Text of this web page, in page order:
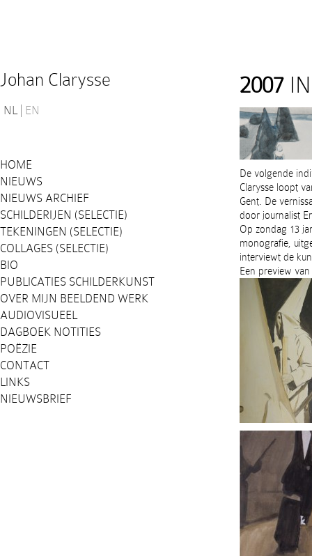
Johan Clarysse
NL EN
HOME
NIEUWS
NIEUWS ARCHIEF
SCHILDERIJEN (SELECTIE)
TEKENINGEN (SELECTIE)
COLLAGES (SELECTIE)
BIO
PUBLICATIES SCHILDERKUNST
OVER MIJN BEELDEND WERK
AUDIOVISUEEL
DAGBOEK NOTITIES
POËZIE
CONTACT
LINKS
NIEUWSBRIEF
2007
De volgende
Clarysse loopt
Gent. De
door journalist
Op zondag 13
monografie,
interviewt de
Een preview